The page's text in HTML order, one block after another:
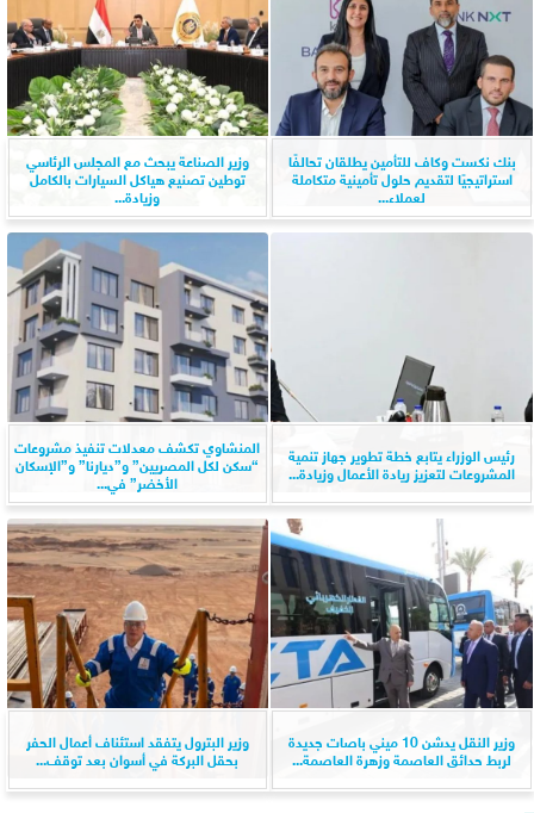
بنك نكست وكاف للتأمين يطلقان تحالفًا
استراتيجيًا لتقديم حلول تأمينية متكاملة
لعملاء...
وزير الصناعة يبحث مع المجلس الرئاسي
توطين تصنيع هياكل السيارات بالكامل
وزيادة...
رئيس الوزراء يتابع خطة تطوير جهاز تنمية
المشروعات لتعزيز ريادة الأعمال وزيادة...
المنشاوي تكشف معدلات تنفيذ مشروعات
“سكن لكل المصريين” و”ديارنا” و”الإسكان
الأخضر” في...
وزير النقل يدشن 10 ميني باصات جديدة
لربط حدائق العاصمة وزهرة العاصمة...
وزير البترول يتفقد استئناف أعمال الحفر
بحقل البركة في أسوان بعد توقف...